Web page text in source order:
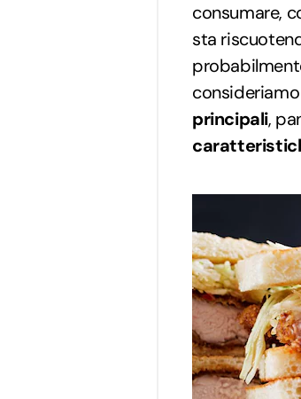
consumare,
sta
principali,